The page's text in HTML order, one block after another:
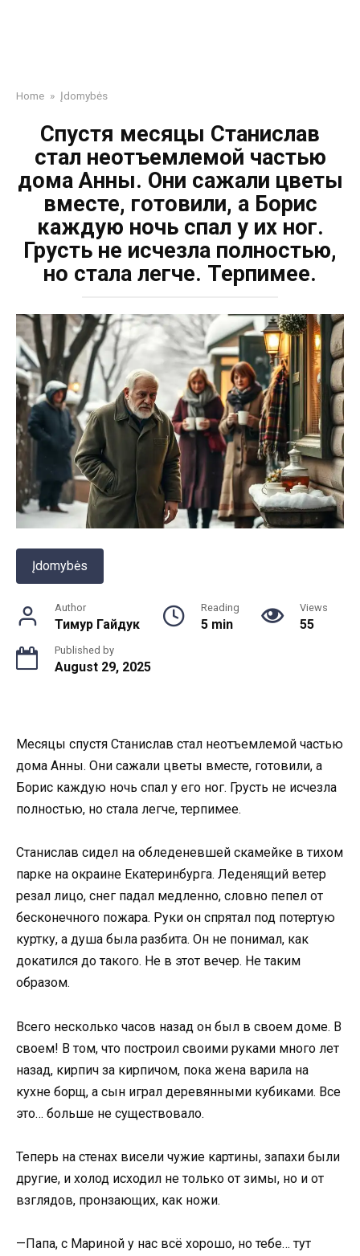
Home » Įdomybės
Спустя месяцы Станислав
стал неотъемлемой частью
дома Анны. Они сажали цветы
вместе, готовили, а Борис
каждую ночь спал у их ног.
Грусть не исчезла полностью,
но стала легче. Терпимее.
Įdomybės
Author
Тимур Гайдук
Reading
5 min
Views
55
Published by
August 29, 2025
Месяцы спустя Станислав стал неотъемлемой частью
дома Анны. Они сажали цветы вместе, готовили, а
Борис каждую ночь спал у его ног. Грусть не исчезла
полностью, но стала легче, терпимее.
Станислав сидел на обледеневшей скамейке в тихом
парке на окраине Екатеринбурга. Леденящий ветер
резал лицо, снег падал медленно, словно пепел от
бесконечного пожара. Руки он спрятал под потертую
куртку, а душа была разбита. Он не понимал, как
докатился до такого. Не в этот вечер. Не таким
образом.
Всего несколько часов назад он был в своем доме. В
своем! В том, что построил своими руками много лет
назад, кирпич за кирпичом, пока жена варила на
кухне борщ, а сын играл деревянными кубиками. Все
это… больше не существовало.
Теперь на стенах висели чужие картины, запахи были
другие, и холод исходил не только от зимы, но и от
взглядов, пронзающих, как ножи.
—Папа, с Мариной у нас всё хорошо, но тебе… тут